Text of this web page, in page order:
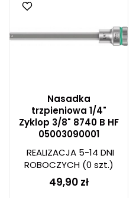
Nasadka
trzpieniowa 1/4"
Zyklop 3/8" 8740 B HF
05003090001
REALIZACJA 5-14 DNI
ROBOCZYCH(0 szt.)
49,90 zł